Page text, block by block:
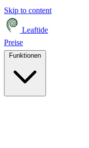
Skip to content
Leaftide
Preise